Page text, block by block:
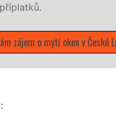
zájem o mytí oken v České